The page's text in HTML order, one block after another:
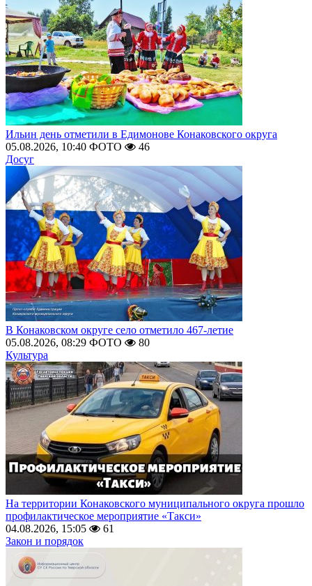
Ильин день отметили в Едимонове Конаковского округа
05.08.2026, 10:40 ФОТО
46
Досуг
В Конаковском округе село отметило 467-летие
05.08.2026, 08:29 ФОТО
80
Культура
На территории Конаковского муниципального округа прошло
профилактическое мероприятие «Такси»
04.08.2026, 15:05
61
Закон и порядок